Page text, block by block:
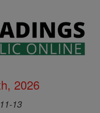
2026
13